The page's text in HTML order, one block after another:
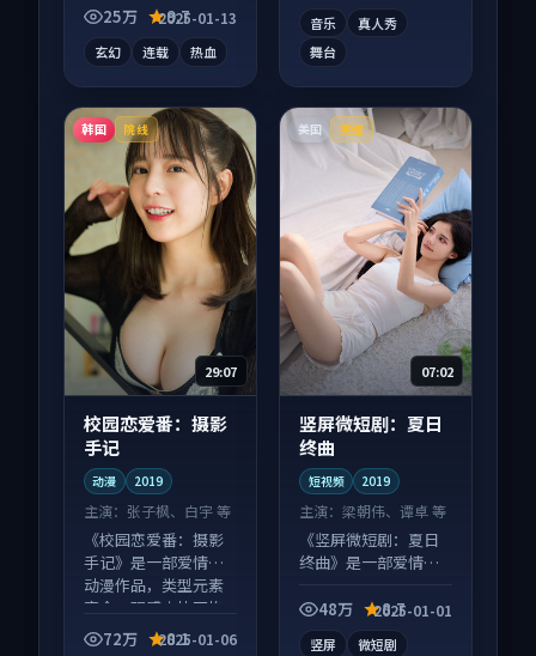
25万
9.7
2025-01-13
玄幻 连载 热血
音乐
真人秀
舞台
韩国 院线
29:07
校园恋爱番：摄影
手记
动漫 2019
主演： 张子枫、白宇 等
《校园恋爱番：摄影
手记》是一部爱情向
动漫作品，类型元素
齐全，观感爽快不拖
沓。72万 8.1
2025-01-06
美国 完结
07:02
竖屏微短剧：夏日
终曲
短视频 2019
主演：梁朝伟、谭卓 等
《竖屏微短剧：夏日
终曲》是一部爱情向
蛋别错过，字幕区常
48万 8.7
2025-01-01
竖屏
微短剧